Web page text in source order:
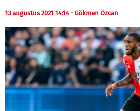
13 augustus 2021 14:14 - Gökmen Özcan